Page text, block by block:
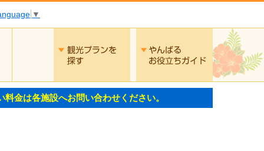
▼
やんばるお
金は各施設へお問い合わせください。